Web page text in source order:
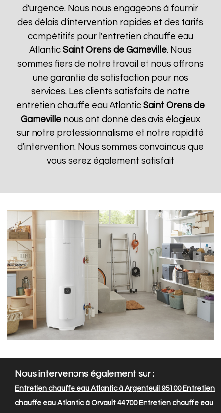
d'urgence. Nous nous engageons à fournir
des délais d'intervention rapides et des tarifs
compétitifs pour l'entretien chauffe eau
Atlantic Saint Orens de Gameville. Nous
sommes fiers de notre travail et nous offrons
une garantie de satisfaction pour nos
services. Les clients satisfaits de notre
entretien chauffe eau Atlantic Saint Orens de
Gamevillenous ont donné des avis élogieux
sur notre professionnalisme et notre rapidité
d'intervention. Nous sommes convaincus que
vous serez également satisfait
Nous intervenons également sur :
Entretien chauffe eau Atlantic à Argenteuil 95100Entretien
chauffe eau Atlantic à Orvault 44700Entretien chauffe eau